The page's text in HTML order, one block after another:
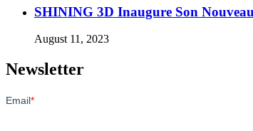
SHINING 3D Inaugure Son
August 11, 2023
Newsletter